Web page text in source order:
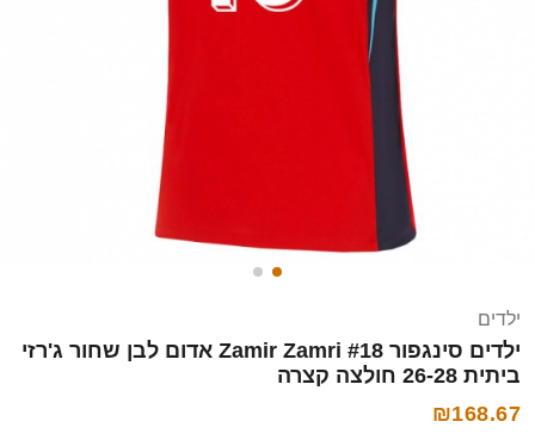
ילדים
ילדים סינגפור Zamir Zamri #18 אדום לבן שחור ג'רזי
ביתית 26-28 חולצה קצרה
₪168.67